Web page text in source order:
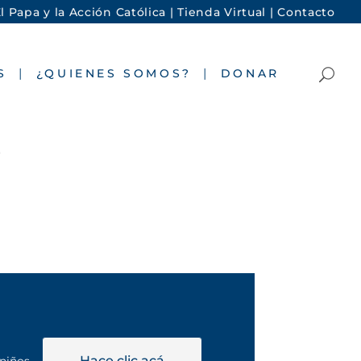
Papa y la Acción Católica |Tienda Virtual |Contacto
¿QUIENES SOMOS? DONAR